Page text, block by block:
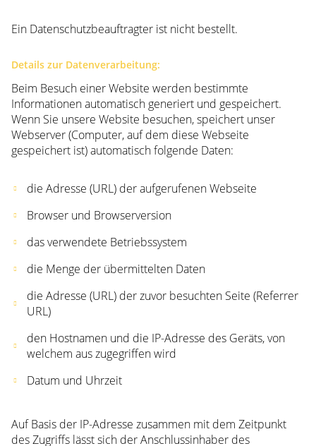
Ein Datenschutzbeauftragter ist nicht bestellt.
Details zur Datenverarbeitung:
Beim Besuch einer Website werden bestimmte
Informationen automatisch generiert und gespeichert.
Wenn Sie unsere Website besuchen, speichert unser
Webserver (Computer, auf dem diese Webseite
gespeichert ist) automatisch folgende Daten:
die Adresse (URL) der aufgerufenen Webseite
Browser und Browserversion
das verwendete Betriebssystem
die Menge der übermittelten Daten
die Adresse (URL) der zuvor besuchten Seite (Referrer
URL)
den Hostnamen und die IP-Adresse des Geräts, von
welchem aus zugegriffen wird
Datum und Uhrzeit
Auf Basis der IP-Adresse zusammen mit dem Zeitpunkt
des Zugriffs lässt sich der Anschlussinhaber des